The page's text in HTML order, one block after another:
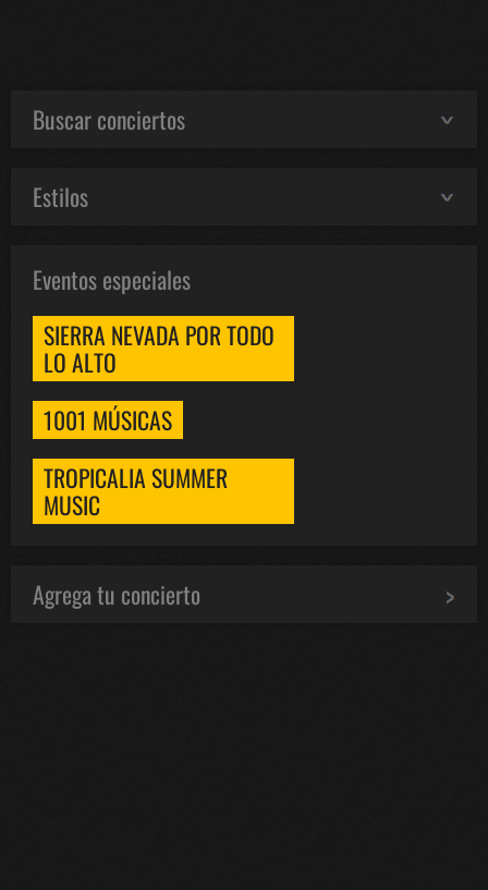
Buscar conciertos
Estilos
Eventos especiales
SIERRA NEVADA POR TODO
LO ALTO
1001 MÚSICAS
TROPICALIA SUMMER
MUSIC
Agrega tu concierto